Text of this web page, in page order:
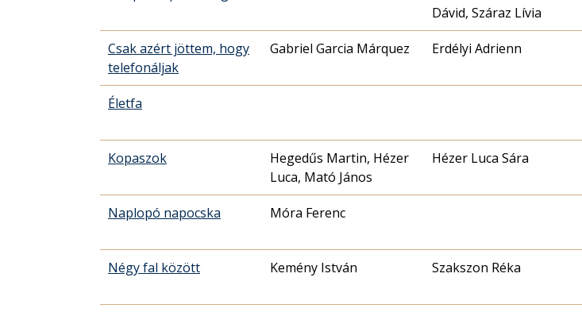
Dávid, Száraz Lívia
Csak azért jöttem, hogy
telefonáljak
Gabriel Garcia Márquez Erdélyi Adrienn
Életfa
Kopaszok
Hegedűs Martin, Hézer
Luca, Mató János
Hézer Luca Sára
Naplopó napocska Móra Ferenc
Négy fal között Kemény István Szakszon Réka